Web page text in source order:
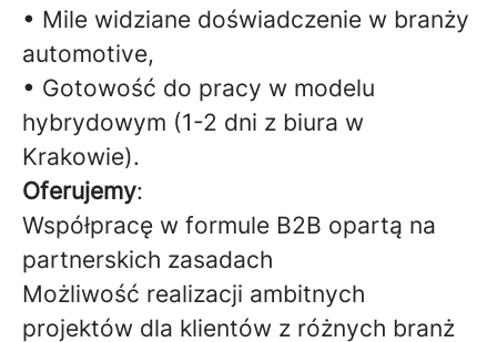
• Mile widziane doświadczenie w branży
automotive,
• Gotowość do pracy w modelu
hybrydowym (1-2 dni z biura w
Krakowie).
Oferujemy:
Współpracę w formule B2B opartą na
partnerskich zasadach
Możliwość realizacji ambitnych
projektów dla klientów z różnych branż